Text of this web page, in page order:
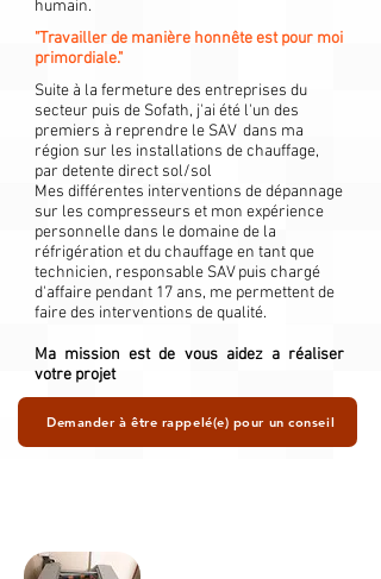
humain.
"Travailler de manière honnête est pour moi
primordiale."
Suite à la fermeture des entreprises du
secteur puis de Sofath, j'ai été l'un des
premiers à reprendre le SAV dans ma
région sur les installations de chauffage,
par detente direct sol/sol
Mes différentes interventions de dépannage
sur les compresseurs et mon expérience
personnelle dans le domaine de la
réfrigération et du chauffage en tant que
technicien, responsable SAV puis chargé
d'affaire pendant 17 ans, me permettent de
faire des interventions de qualité.
Ma mission est de vous aidez a réaliser
votre projet
Demander à être rappelé(e) pour un conseil